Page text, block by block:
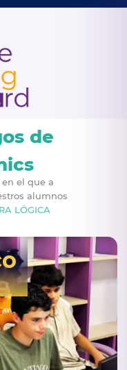
de
el que a
alumnos
LÓGICA